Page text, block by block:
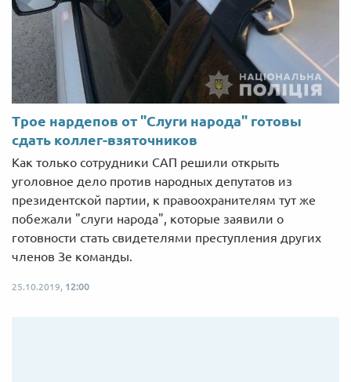
Трое нардепов от "Слуги народа" готовы
сдать коллег-взяточников
Как только сотрудники САП решили открыть
уголовное дело против народных депутатов из
президентской партии, к правоохранителям тут же
побежали "слуги народа", которые заявили о
готовности стать свидетелями преступления других
членов Зе команды.
25.10.2019, 12:00